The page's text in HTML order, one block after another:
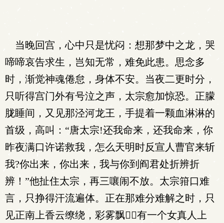
当晚回宫，心中只是忧闷：想那梦中之龙，哭
啼啼哀告求生，岂知无常，难免此患。思念多
时，渐觉神魂倦怠，身体不安。当夜二更时分，
只听得宫门外有号泣之声，太宗愈加惊恐。正朦
胧睡间，又见那泾河龙王，手提着一颗血淋淋的
首级，高叫：“唐太宗!还我命来，还我命来，你
昨夜满口许诺救我，怎么天明时反宣人曹官来斩
我?你出来，你出来，我与你到阎君处折辨折
辨！”他扯住太宗，再三嚷闹不放。太宗箝口难
言，只挣得汗流遍体。正在那难分难解之时，只
见正南上香云缭绕，彩雾飘，有一个女真人上